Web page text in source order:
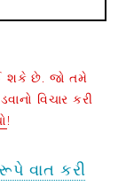
શકે છે. જો તમે
વિચાર કરી
!
વાત કરી